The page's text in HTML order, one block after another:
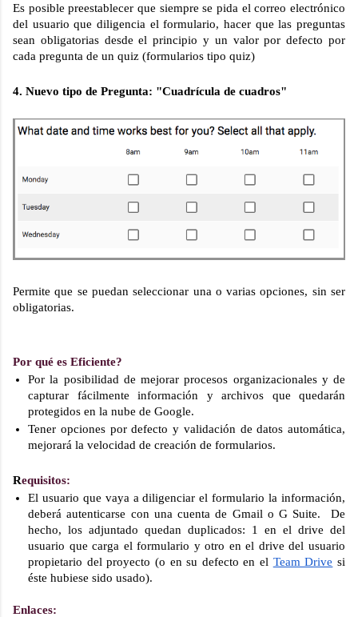
Es posible preestablecer que siempre se pida el correo electrónico
del usuario que diligencia el formulario, hacer que las preguntas
sean obligatorias desde el principio y un valor por defecto por
cada pregunta de un quiz (formularios tipo quiz)
4. Nuevo tipo de Pregunta: "Cuadrícula de cuadros"
Permite que se puedan seleccionar una o varias opciones, sin ser
obligatorias.
Por qué es Eficiente?
Por la posibilidad de mejorar procesos organizacionales y de
capturar fácilmente información y archivos que quedarán
protegidos en la nube de Google.
Tener opciones por defecto y validación de datos automática,
mejorará la velocidad de creación de formularios.
Requisitos:
El usuario que vaya a diligenciar el formulario la información,
deberá autenticarse con una cuenta de Gmail o G Suite.  De
hecho, los adjuntado quedan duplicados: 1 en el drive del
usuario que carga el formulario y otro en el drive del usuario
propietario del proyecto (o en su defecto en el Team Drive si
éste hubiese sido usado).
Enlaces: